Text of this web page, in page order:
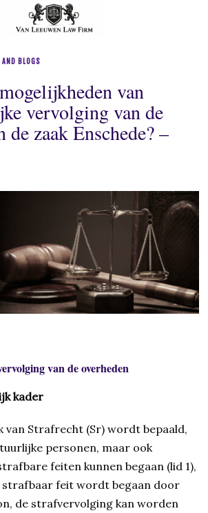
BLOGS
van
vervolging van de
de zaak Enschede? –
van de overheden
kader
van Strafrecht (Sr) wordt bepaald,
personen, maar ook
feiten kunnen begaan (lid 1),
strafbaar feit wordt begaan door
de strafvervolging kan worden